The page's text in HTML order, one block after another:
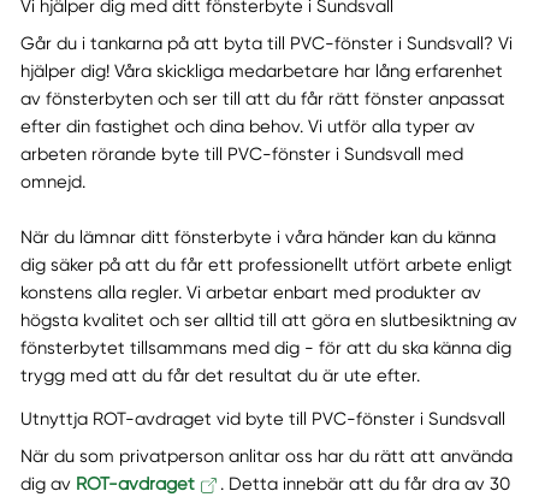
Vi hjälper dig med ditt fönsterbyte i Sundsvall
Går du i tankarna på att byta till PVC-fönster i Sundsvall? Vi
hjälper dig! Våra skickliga medarbetare har lång erfarenhet
av fönsterbyten och ser till att du får rätt fönster anpassat
efter din fastighet och dina behov. Vi utför alla typer av
arbeten rörande byte till PVC-fönster i Sundsvall med
omnejd.
När du lämnar ditt fönsterbyte i våra händer kan du känna
dig säker på att du får ett professionellt utfört arbete enligt
konstens alla regler. Vi arbetar enbart med produkter av
högsta kvalitet och ser alltid till att göra en slutbesiktning av
fönsterbytet tillsammans med dig - för att du ska känna dig
trygg med att du får det resultat du är ute efter.
Utnyttja ROT-avdraget vid byte till PVC-fönster i Sundsvall
När du som privatperson anlitar oss har du rätt att använda
dig av ROT-avdraget
. Detta innebär att du får dra av 30